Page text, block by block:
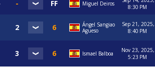
Miguel Deiros
8:30 PM
Ángel Sangiao
Agueso
Sep 21, 2025,
8:40 PM
Ismael Balboa
Nov 23, 2025,
5:23 PM